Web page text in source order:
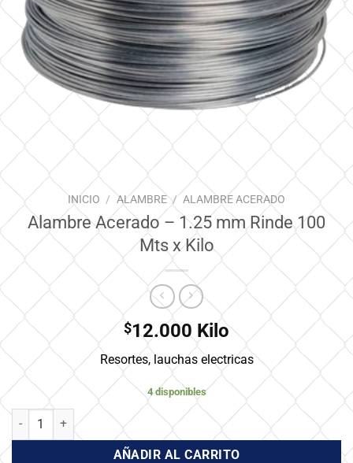
INICIO / ALAMBRE / ALAMBRE ACERADO
Alambre Acerado – 1.25 mm Rinde 100
Mts x Kilo
$12.000 Kilo
Resortes, lauchas electricas
4 disponibles
Alambre Acerado - 1.25 mm Rinde 100 Mts x Kilo cantidad
AÑADIR AL CARRITO